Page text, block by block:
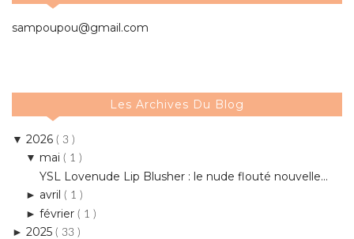
sampoupou@gmail.com
Les Archives Du Blog
▼ 2026 ( 3 )
▼ mai ( 1 )
YSL Lovenude Lip Blusher : le nude flouté nouvelle...
► avril ( 1 )
► février ( 1 )
► 2025 ( 33 )